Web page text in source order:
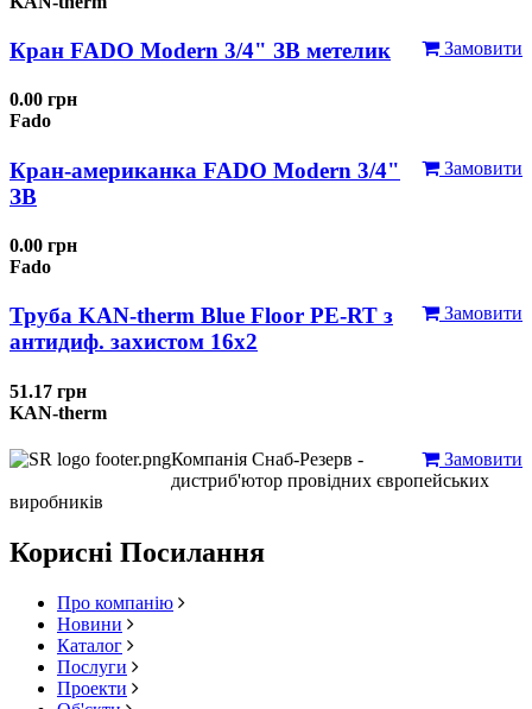
Замовити
Кран FADO Modern 3/4" ЗВ метелик
0.00 грн
Fado
Замовити
Кран-американка FADO Modern 3/4"
ЗВ
0.00 грн
Fado
Замовити
Труба KAN-therm Blue Floor PE-RT з
антидиф. захистом 16х2
51.17 грн
KAN-therm
Замовити
Компанія Снаб-Резерв -
дистриб'ютор провідних європейських
виробників
Корисні Посилання
Про компанію
Новини
Каталог
Послуги
Проекти